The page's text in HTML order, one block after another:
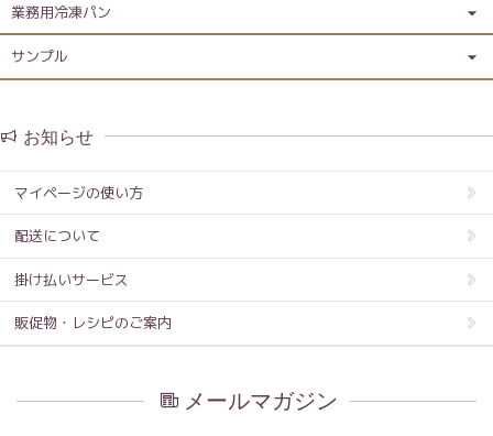
業務用冷凍パン
サンプル
お知らせ
マイページの使い方
配送について
掛け払いサービス
販促物・レシピのご案内
メールマガジン